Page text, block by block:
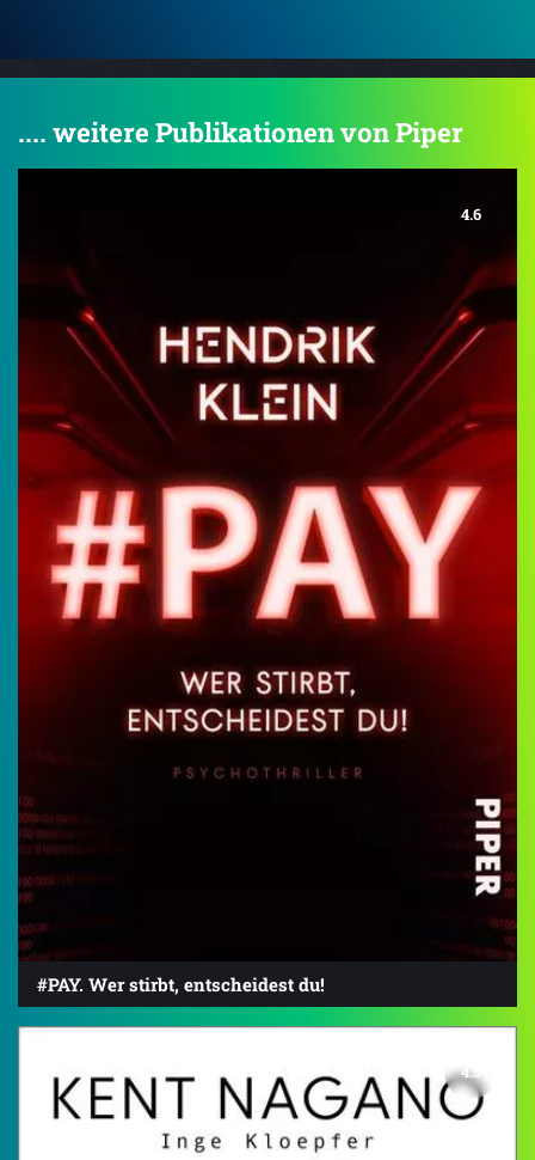
.... weitere Publikationen von Piper
4.6
#PAY. Wer stirbt, entscheidest du!
4.5